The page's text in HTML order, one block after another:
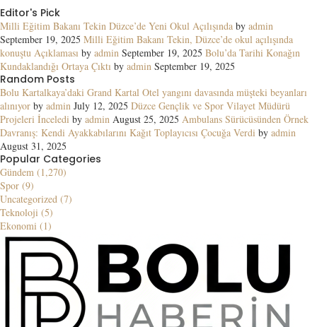
Editor's Pick
Milli Eğitim Bakanı Tekin Düzce’de Yeni Okul Açılışında by admin
September 19, 2025 Milli Eğitim Bakanı Tekin, Düzce’de okul açılışında
konuştu Açıklaması by admin September 19, 2025 Bolu’da Tarihi Konağın
Kundaklandığı Ortaya Çıktı by admin September 19, 2025
Random Posts
Bolu Kartalkaya’daki Grand Kartal Otel yangını davasında müşteki beyanları
alınıyor by admin July 12, 2025 Düzce Gençlik ve Spor Vilayet Müdürü
Projeleri İnceledi by admin August 25, 2025 Ambulans Sürücüsünden Örnek
Davranış: Kendi Ayakkabılarını Kağıt Toplayıcısı Çocuğa Verdi by admin
August 31, 2025
Popular Categories
Gündem (1,270)
Spor (9)
Uncategorized (7)
Teknoloji (5)
Ekonomi (1)